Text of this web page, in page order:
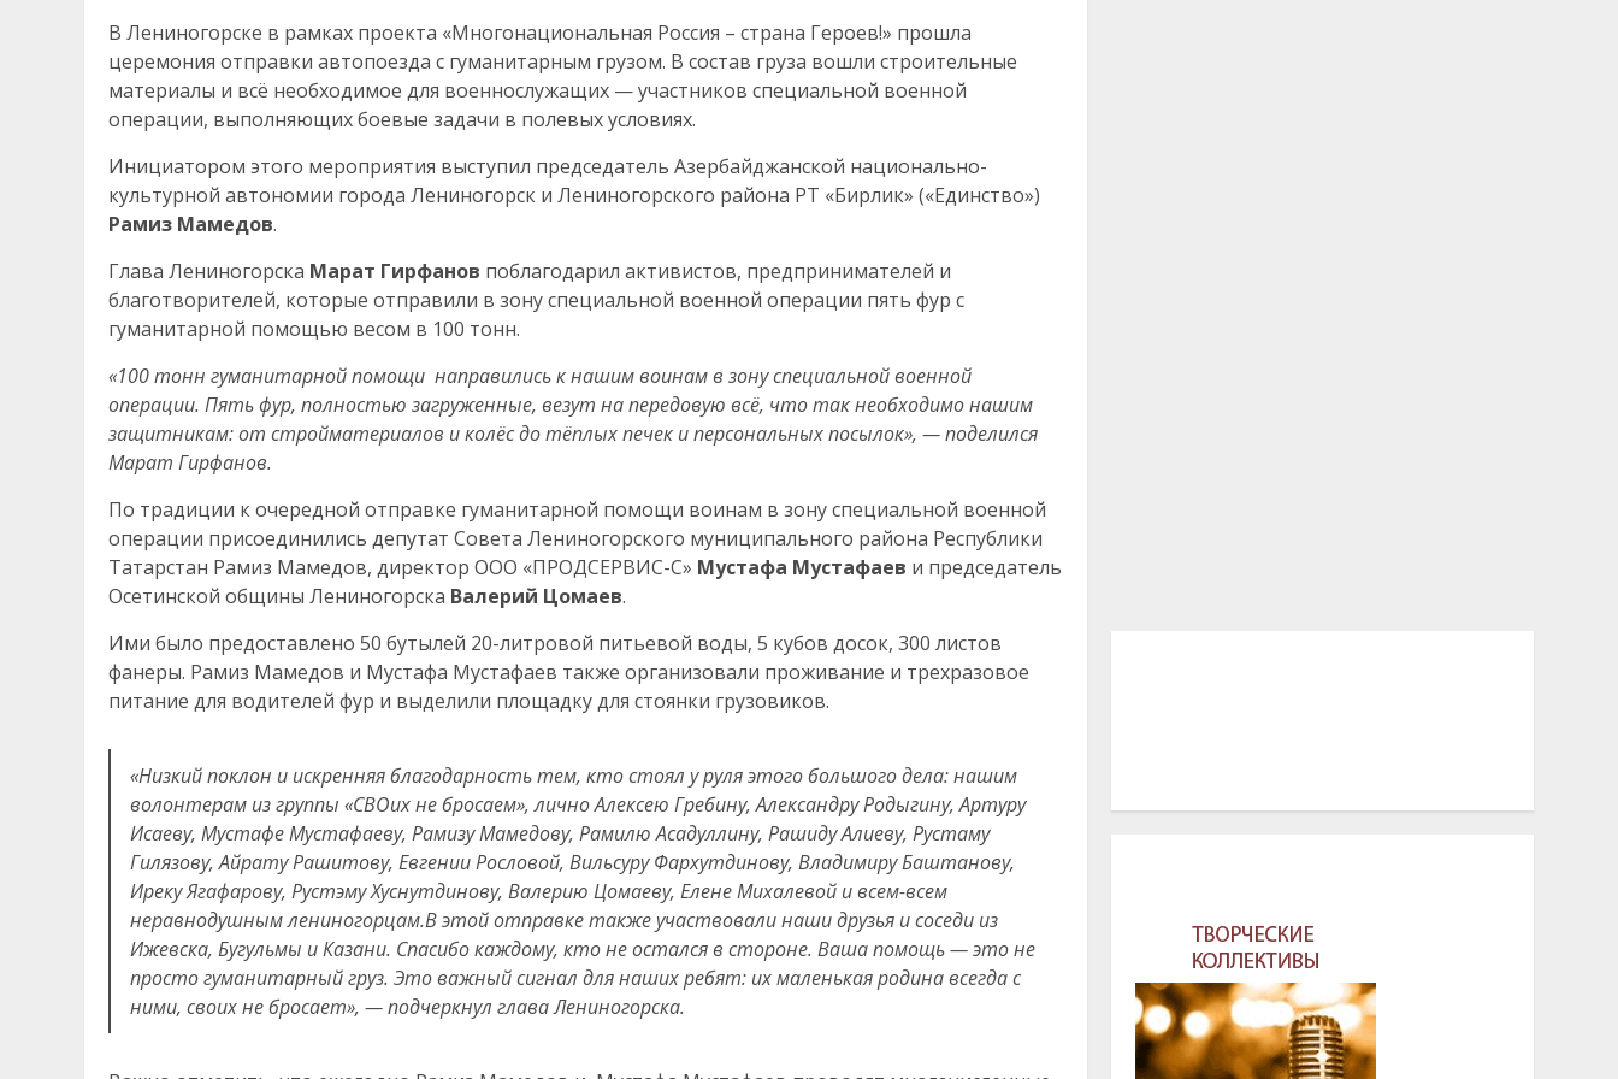
В Лениногорске в рамках проекта «Многонациональная Россия – страна Героев!» прошла
церемония отправки автопоезда с гуманитарным грузом. В состав груза вошли строительные
материалы и всё необходимое для военнослужащих — участников специальной военной
операции, выполняющих боевые задачи в полевых условиях.
Инициатором этого мероприятия выступил председатель Азербайджанской национально-
культурной автономии города Лениногорск и Лениногорского района РТ «Бирлик» («Единство»)
Рамиз Мамедов.
Глава Лениногорска Марат Гирфанов поблагодарил активистов, предпринимателей и
благотворителей, которые отправили в зону специальной военной операции пять фур с
гуманитарной помощью весом в 100 тонн.
«100 тонн гуманитарной помощи направились к нашим воинам в зону специальной военной
операции. Пять фур, полностью загруженные, везут на передовую всё, что так необходимо нашим
защитникам: от стройматериалов и колёс до тёплых печек и персональных посылок», —поделился
Марат Гирфанов.
По традиции к очередной отправке гуманитарной помощи воинам в зону специальной военной
операции присоединились депутат Совета Лениногорского муниципального района Республики
Татарстан Рамиз Мамедов, директор ООО «ПРОДСЕРВИС-С» Мустафа Мустафаев и председатель
Осетинской общины Лениногорска Валерий Цомаев.
Ими было предоставлено 50 бутылей 20-литровой питьевой воды, 5 кубов досок, 300 листов
фанеры. Рамиз Мамедов и Мустафа Мустафаев также организовали проживание и трехразовое
питание для водителей фур и выделили площадку для стоянки грузовиков.
«Низкий поклон и искренняя благодарность тем, кто стоял у руля этого большого дела: нашим
волонтерам из группы «СВОих не бросаем», лично Алексею Гребину, Александру Родыгину, Артуру
Исаеву, Мустафе Мустафаеву, Рамизу Мамедову, Рамилю Асадуллину, Рашиду Алиеву, Рустаму
Гилязову, Айрату Рашитову, Евгении Рословой, Вильсуру Фархутдинову, Владимиру Баштанову,
Иреку Ягафарову, Рустэму Хуснутдинову, Валерию Цомаеву, Елене Михалевой и всем-всем
неравнодушным лениногорцам.В этой отправке также участвовали наши друзья и соседи из
Ижевска, Бугульмы и Казани. Спасибо каждому, кто не остался в стороне. Ваша помощь — это не
просто гуманитарный груз. Это важный сигнал для наших ребят: их маленькая родина всегда с
ними, своих не бросает», — подчеркнул глава Лениногорска.